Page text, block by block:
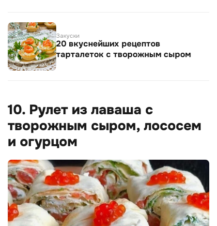
Закуски
20 вкуснейших рецептов
тарталеток с творожным сыром
10. Рулет из лаваша с
творожным сыром, лососем
и огурцом